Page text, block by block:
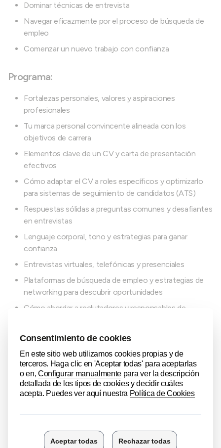
Dominar técnicas de entrevista
Navegar eficazmente por el proceso de búsqueda de
empleo
Comenzar un nuevo trabajo con confianza
Programa:
Fortalezas personales, valores y aspiraciones
profesionales
Tu marca personal convincente alineada con los
objetivos de carrera
Elementos clave de un CV y carta de presentación
efectivos
Cómo adaptar el CV a roles específicos y optimizarlo
para sistemas de seguimiento de candidatos (ATS)
Respuestas sólidas a preguntas comunes y desafiantes
en entrevistas
Lenguaje corporal, tono y estrategias para ganar
confianza
Entrevistas virtuales, telefónicas y presenciales
Plataformas de búsqueda de empleo y estrategias de
networking para descubrir oportunidades
Cómo abordar a reclutadores y responsables de
Etiqueta laboral, habilidades de comunicación y
Claves para establecer objetivos claros para los
primeros 90 días en un nuevo puesto